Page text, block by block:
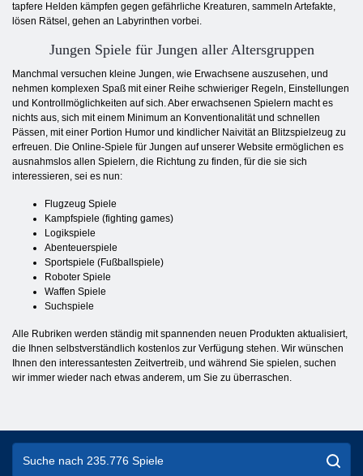
tapfere Helden kämpfen gegen gefährliche Kreaturen, sammeln Artefakte,
lösen Rätsel, gehen an Labyrinthen vorbei.
Jungen Spiele für Jungen aller Altersgruppen
Manchmal versuchen kleine Jungen, wie Erwachsene auszusehen, und
nehmen komplexen Spaß mit einer Reihe schwieriger Regeln, Einstellungen
und Kontrollmöglichkeiten auf sich. Aber erwachsenen Spielern macht es
nichts aus, sich mit einem Minimum an Konventionalität und schnellen
Pässen, mit einer Portion Humor und kindlicher Naivität an Blitzspielzeug zu
erfreuen. Die Online-Spiele für Jungen auf unserer Website ermöglichen es
ausnahmslos allen Spielern, die Richtung zu finden, für die sie sich
interessieren, sei es nun:
Flugzeug Spiele
Kampfspiele (fighting games)
Logikspiele
Abenteuerspiele
Sportspiele (Fußballspiele)
Roboter Spiele
Waffen Spiele
Suchspiele
Alle Rubriken werden ständig mit spannenden neuen Produkten aktualisiert,
die Ihnen selbstverständlich kostenlos zur Verfügung stehen. Wir wünschen
Ihnen den interessantesten Zeitvertreib, und während Sie spielen, suchen
wir immer wieder nach etwas anderem, um Sie zu überraschen.